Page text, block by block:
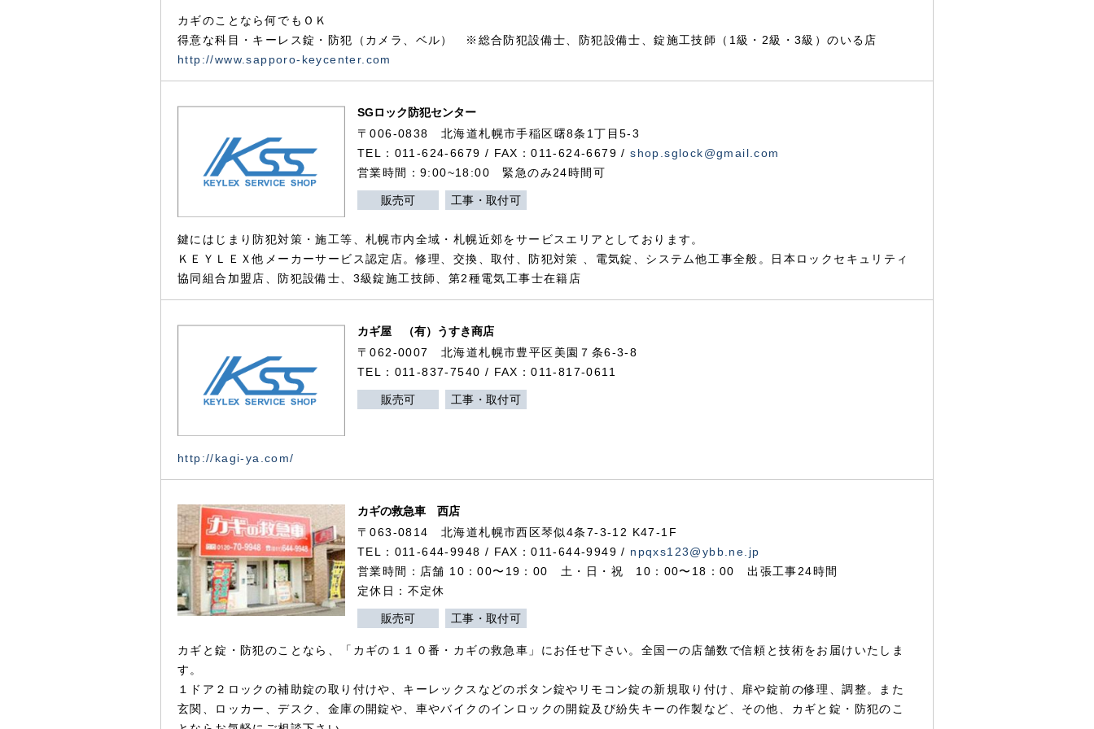
カギのことなら何でもＯＫ
得意な科目・キーレス錠・防犯（カメラ、ベル） ※総合防犯設備士、防犯設備士、錠施工技師（1級・2級・3級）のいる店
http://www.sapporo-keycenter.com
SGロック防犯センター
〒006-0838 北海道札幌市手稲区曙8条1丁目5-3
TEL：011-624-6679 / FAX：011-624-6679 /shop.sglock@gmail.com
営業時間：9:00~18:00 緊急のみ24時間可
販売可 工事・取付可
鍵にはじまり防犯対策・施工等、札幌市内全域・札幌近郊をサービスエリアとしております。
ＫＥＹＬＥＸ他メーカーサービス認定店。修理、交換、取付、防犯対策 、電気錠、システム他工事全般。日本ロックセキュリティ
協同組合加盟店、防犯設備士、3級錠施工技師、第2種電気工事士在籍店
カギ屋 （有）うすき商店
〒062-0007 北海道札幌市豊平区美園７条6-3-8
TEL：011-837-7540 / FAX：011-817-0611
販売可 工事・取付可
http://kagi-ya.com/
カギの救急車 西店
〒063-0814 北海道札幌市西区琴似4条7-3-12 K47-1F
TEL：011-644-9948 / FAX：011-644-9949 / npqxs123@ybb.ne.jp
営業時間：店舗 10：00〜19：00 土・日・祝 10：00〜18：00 出張工事24時間
定休日：不定休
販売可 工事・取付可
カギと錠・防犯のことなら、「カギの１１０番・カギの救急車」にお任せ下さい。全国一の店舗数で信頼と技術をお届けいたしま
す。
１ドア２ロックの補助錠の取り付けや、キーレックスなどのボタン錠やリモコン錠の新規取り付け、扉や錠前の修理、調整。また
玄関、ロッカー、デスク、金庫の開錠や、車やバイクのインロックの開錠及び紛失キーの作製など、その他、カギと錠・防犯のこ